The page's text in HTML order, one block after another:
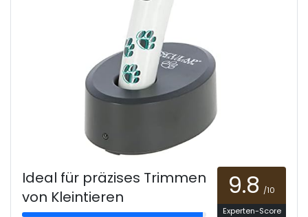
Ideal für präzises Trimmen
von Kleintieren
9.8 /10
Experten-Score